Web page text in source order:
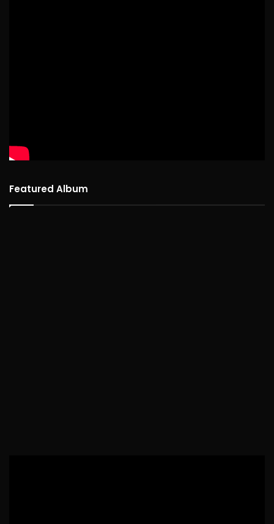
Featured Album